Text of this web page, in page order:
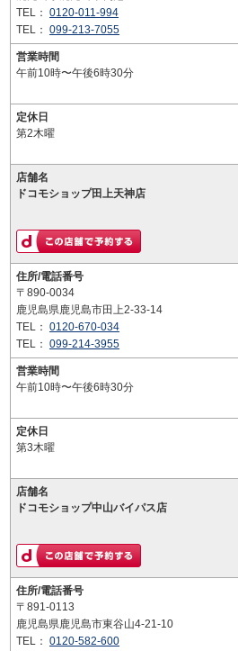
TEL： 0120-011-994
TEL： 099-213-7055
営業時間
午前10時〜午後6時30分
定休日
第2木曜
店舗名
ドコモショップ田上天神店
住所/電話番号
〒890-0034
鹿児島県鹿児島市田上2-33-14
TEL： 0120-670-034
TEL： 099-214-3955
営業時間
午前10時〜午後6時30分
定休日
第3木曜
店舗名
ドコモショップ中山バイパス店
住所/電話番号
〒891-0113
鹿児島県鹿児島市東谷山4-21-10
TEL： 0120-582-600